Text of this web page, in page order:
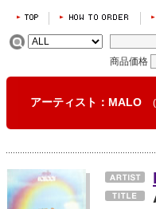
商品価格
アーティスト：MALO